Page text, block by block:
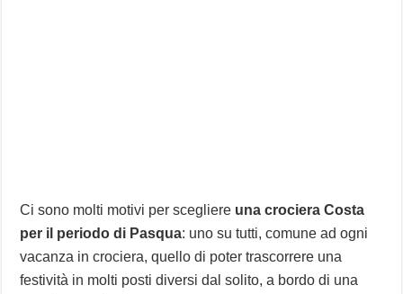
Ci sono molti motivi per scegliere una crociera Costa
per il periodo di Pasqua: uno su tutti, comune ad ogni
vacanza in crociera, quello di poter trascorrere una
festività in molti posti diversi dal solito, a bordo di una